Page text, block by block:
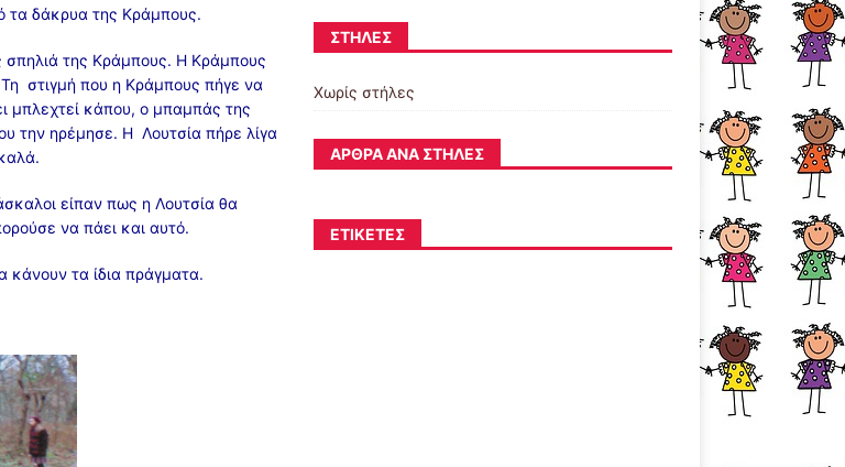
τα δάκρυα της Κράμπους.
σπηλιά της Κράμπους. Η Κράμπους
στιγμή που η Κράμπους πήγε να
μπλεχτεί κάπου, ο μπαμπάς της
την ηρέμησε. Η Λουτσία πήρε λίγα
είπαν πως η Λουτσία θα
να πάει και αυτό.
κάνουν τα ίδια πράγματα.
ΣΤΉΛΕΣ
Χωρίς στήλες
ΆΡΘΡΑ ΑΝΆ ΣΤΉΛΕΣ
ΕΤΙΚΈΤΕΣ